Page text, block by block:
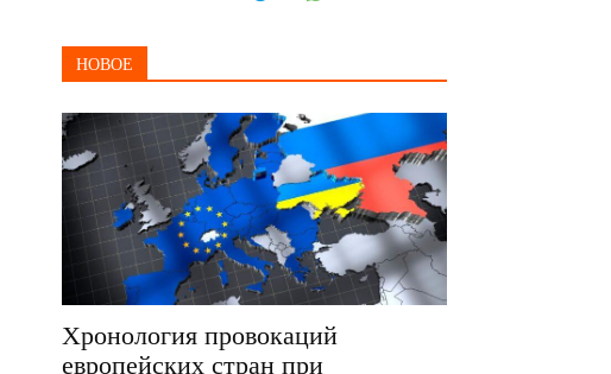
НОВОЕ
Хронология провокаций
европейских стран при